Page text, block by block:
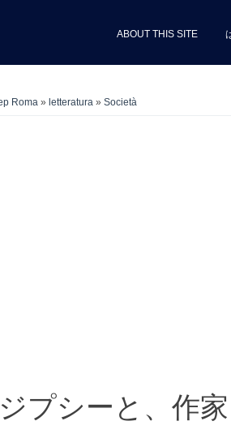
ABOUT THIS SITE
Roma » letteratura » Società
プシーと、作